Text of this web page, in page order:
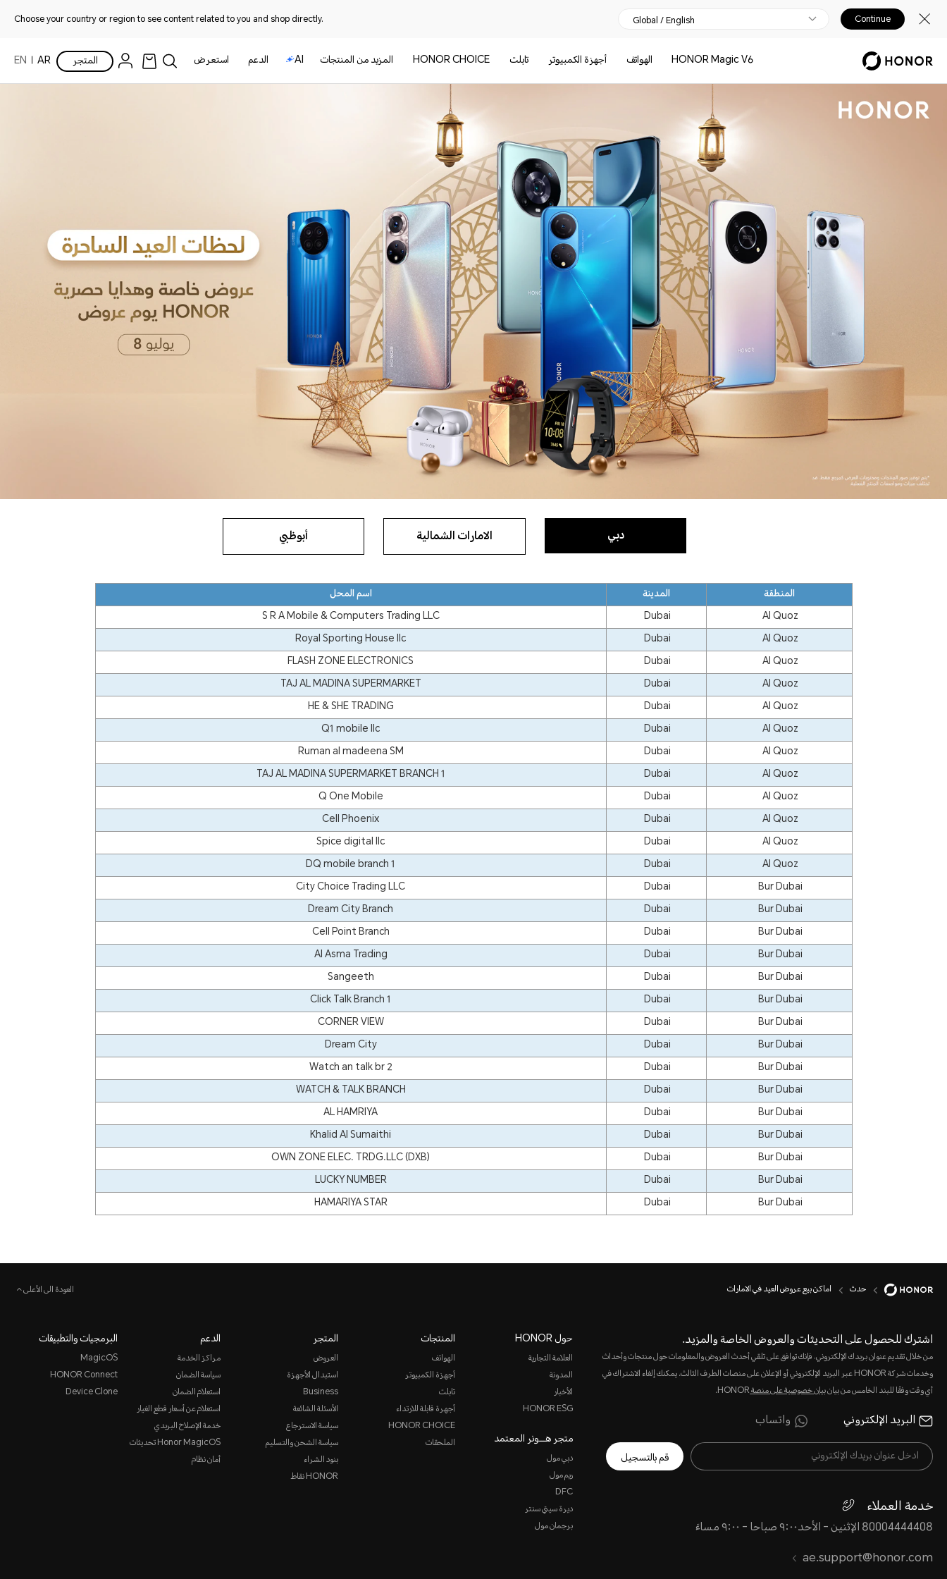
Choose your country or region to see content related to you and shop directly. Global / English Continue
HONOR Magic V6 الهواتف أجهزة الكمبيوتر تابلت HONOR CHOICE المزيد من المنتجات AI الدعم استعرض المتجر AR
EN
دبي الامارات الشمالية أبوظبي
اسم المحل المدينة
المنطقة
S R A Mobile & Computers Trading LLC
Dubai
Al Quoz
Royal Sporting House llc
Dubai
Al Quoz
FLASH ZONE ELECTRONICS
Dubai
Al Quoz
TAJ AL MADINA SUPERMARKET
Dubai
Al Quoz
HE & SHE TRADING
Dubai
Al Quoz
Q1 mobile llc
Dubai
Al Quoz
Ruman al madeena SM
Dubai
Al Quoz
TAJ AL MADINA SUPERMARKET BRANCH 1
Dubai
Al Quoz
Q One Mobile
Dubai
Al Quoz
Cell Phoenix
Dubai
Al Quoz
Spice digital llc
Dubai
Al Quoz
DQ mobile branch 1
Dubai
Al Quoz
City Choice Trading LLC
Dubai
Bur Dubai
Dream City Branch
Dubai
Bur Dubai
Cell Point Branch
Dubai
Bur Dubai
Al Asma Trading
Dubai
Bur Dubai
Sangeeth
Dubai
Bur Dubai
Click Talk Branch 1
Dubai
Bur Dubai
CORNER VIEW
Dubai
Bur Dubai
Dream City
Dubai
Bur Dubai
Watch an talk br 2
Dubai
Bur Dubai
WATCH & TALK BRANCH
Dubai
Bur Dubai
AL HAMRIYA
Dubai
Bur Dubai
Khalid Al Sumaithi
Dubai
Bur Dubai
OWN ZONE ELEC. TRDG.LLC (DXB)
Dubai
Bur Dubai
LUCKY NUMBER
Dubai
Bur Dubai
HAMARIYA STAR
Dubai Bur Dubai
حدث اماكن بيع عروض العيد في الامارات العودة الى الأعلى
اشترك للحصول على التحديثات والعروض الخاصة والمزيد.
من خلال تقديم عنوان بريدك الإلكتروني، فإنك توافق على تلقي أحدث العروض والمعلومات حول منتجات وأحداث
وخدمات شركة HONOR عبر البريد الإلكتروني أو الإعلان على منصات الطرف الثالث. يمكنك إلغاء الاشتراك في
أي وقت وفقًا للبند الخامس من بيانبيان خصوصية على منصةHONOR.
البريد الإلكتروني واتساب
قم بالتسجيل
خدمة العملاء
80004444408 الإثنين - الأحد٩:٠٠ صباحا - ٩:٠٠ مساءً
ae.support@honor.com
حول HONOR
العلامة التجارية
المدونة
الأخبار
HONOR ESG
متجر هـــونر المعتمد
دبي مول
ريم مول
DFC
ديرة سيتي سنتر
برجمان مول
المنتجات
الهواتف
أجهزة الكمبيوتر
تابلت
أجهرة قابلة للارتداء
HONOR CHOICE
الملحقات
المتجر
العروض
استبدال الأجهزة
Business
الأسئلة الشائعة
سياسة الاسترجاع
سياسة الشحن والتسليم
بنود الشراء
HONOR نقاط
الدعم
مراكز الخدمة
سياسة الضمان
استعلام الضمان
استعلام عن أسعار قطع الغيار
خدمة الإصلاح البريدي
Honor MagicOS تحديثات
أمان نظام
البرمجيات والتطبيقات
MagicOS
HONOR Connect
Device Clone